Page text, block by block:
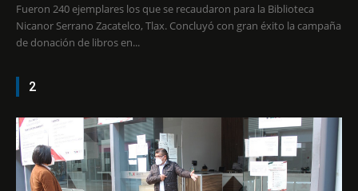
Fueron 240 ejemplares los que se recaudaron para la Biblioteca
Nicanor Serrano Zacatelco, Tlax. Concluyó con gran éxito la campaña
de donación de libros en...
2